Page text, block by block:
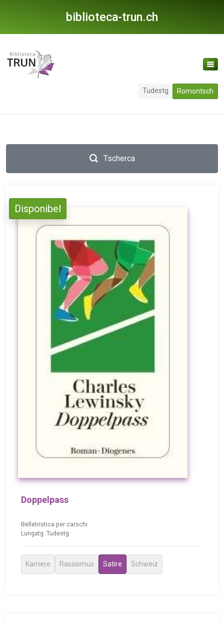
biblioteca-trun.ch
Tudestg Romontsch
Tscherca
Disponibel
Doppelpass
Belletristica per carschi
Lungatg: Tudestg
Karriere Rassismus Satire Schweiz